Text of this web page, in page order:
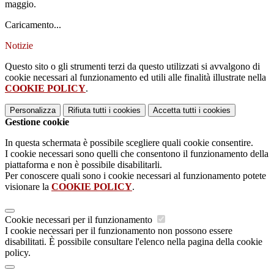
maggio.
Caricamento...
Notizie
Questo sito o gli strumenti terzi da questo utilizzati si avvalgono di
cookie necessari al funzionamento ed utili alle finalità illustrate nella
COOKIE POLICY.
Personalizza Rifiuta tutti i cookies Accetta tutti i cookies
Gestione cookie
In questa schermata è possibile scegliere quali cookie consentire.
I cookie necessari sono quelli che consentono il funzionamento della
piattaforma e non è possibile disabilitarli.
Per conoscere quali sono i cookie necessari al funzionamento potete
visionare la COOKIE POLICY.
Cookie necessari per il funzionamento
I cookie necessari per il funzionamento non possono essere
disabilitati. È possibile consultare l'elenco nella pagina della cookie
policy.